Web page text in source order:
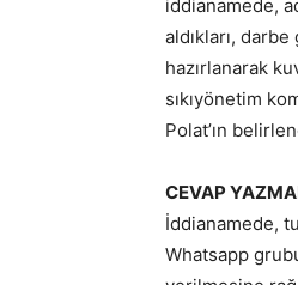
iddianamede,
aldıkları,
hazırlanarak
sıkıyönetim
Polat’ın
CEVAP
İddianamede,
Whatsapp